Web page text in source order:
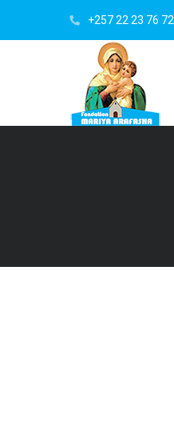
+257 22 23 76 72